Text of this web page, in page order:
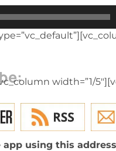
width=”1/
using this